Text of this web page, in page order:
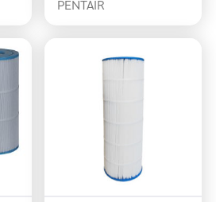
PENTAIR